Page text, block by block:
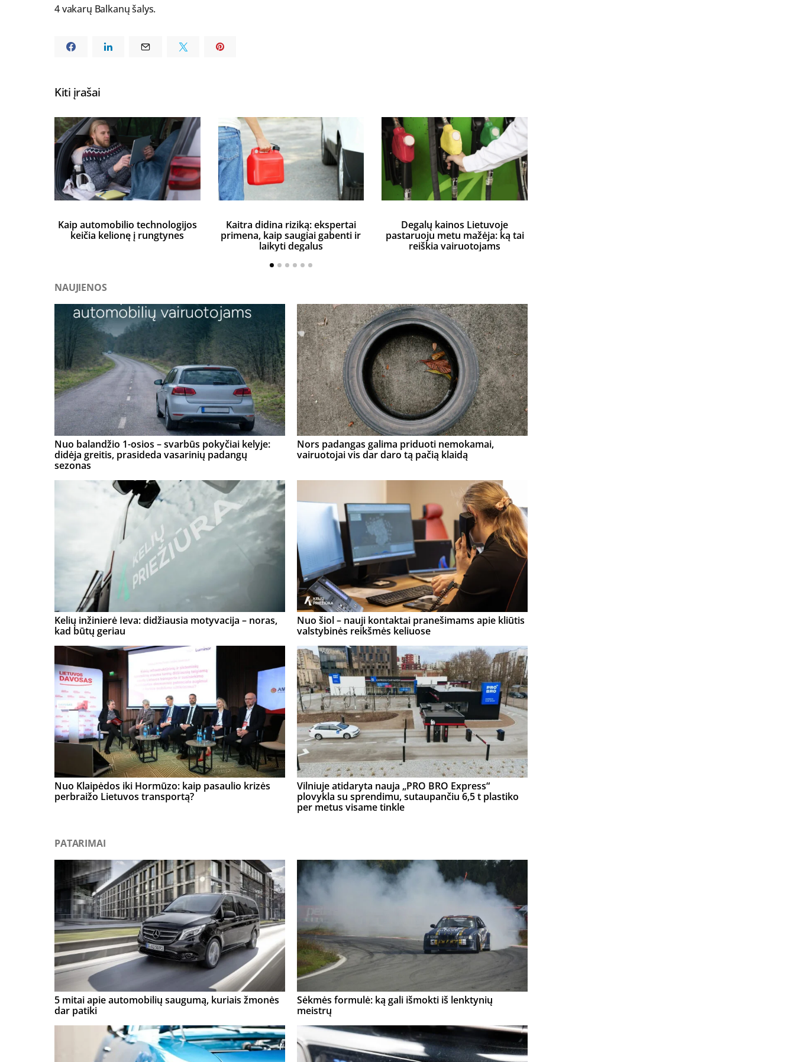
4 vakarų Balkanų šalys.
Kiti įrašai
Kaip automobilio technologijos
keičia kelionę į rungtynes
Kaitra didina riziką: ekspertai
primena, kaip saugiai gabenti ir
laikyti degalus
Degalų kainos Lietuvoje
pastaruoju metu mažėja: ką tai
reiškia vairuotojams
NAUJIENOS
Nuo balandžio 1-osios – svarbūs pokyčiai kelyje:
didėja greitis, prasideda vasarinių padangų
sezonas
Nors padangas galima priduoti nemokamai,
vairuotojai vis dar daro tą pačią klaidą
Kelių inžinierė Ieva: didžiausia motyvacija – noras,
kad būtų geriau
Nuo šiol – nauji kontaktai pranešimams apie kliūtis
valstybinės reikšmės keliuose
Nuo Klaipėdos iki Hormūzo: kaip pasaulio krizės
perbraižo Lietuvos transportą?
Vilniuje atidaryta nauja „PRO BRO Express“
plovykla su sprendimu, sutaupančiu 6,5 t plastiko
per metus visame tinkle
PATARIMAI
5 mitai apie automobilių saugumą, kuriais žmonės
dar patiki
Sėkmės formulė: ką gali išmokti iš lenktynių
meistrų